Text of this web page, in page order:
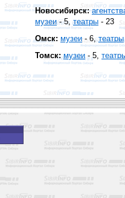
Новосибирск:
музеи- 5,театры - 23
Омск: музеи - 6,театры
Томск: музеи- 5,